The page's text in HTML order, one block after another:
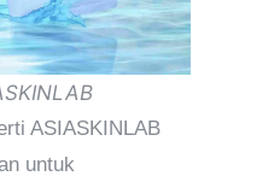
ASIASKINLAB
untuk